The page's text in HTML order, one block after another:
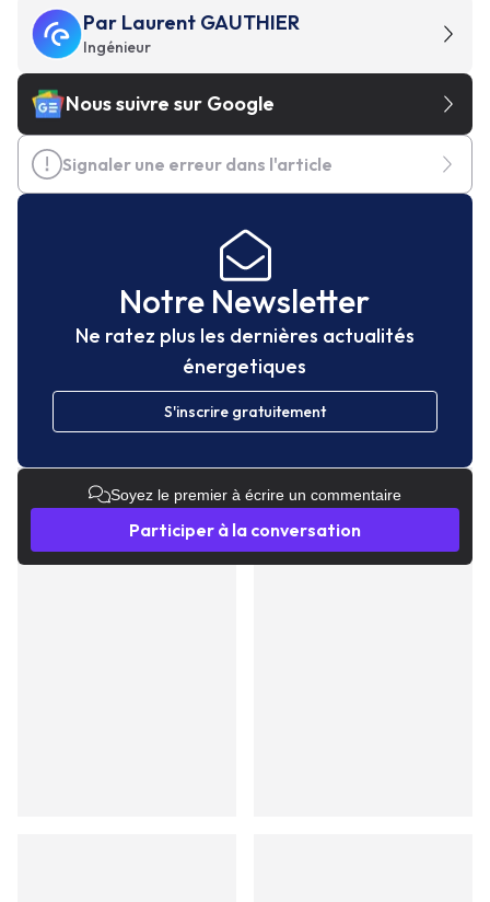
Par Laurent GAUTHIER
Ingénieur
Nous suivre sur Google
Signaler une erreur dans l'article
Notre Newsletter
Ne ratez plus les dernières actualités
énergetiques
S'inscrire gratuitement
Soyez le premier à écrire un commentaire
Participer à la conversation